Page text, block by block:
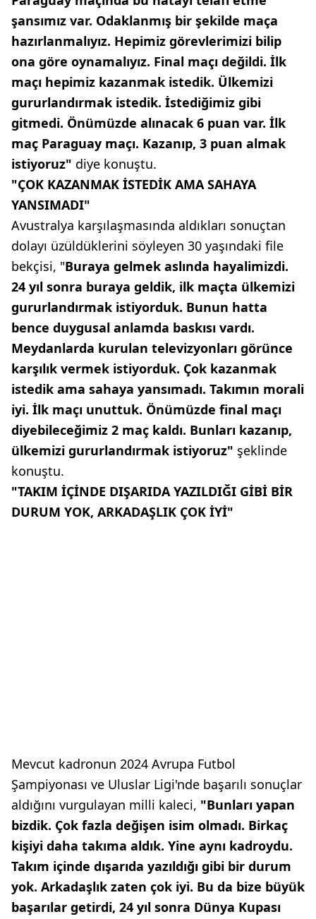
şansımız var. Odaklanmış bir şekilde maça
hazırlanmalıyız. Hepimiz görevlerimizi bilip
ona göre oynamalıyız. Final maçı değildi. İlk
maçı hepimiz kazanmak istedik. Ülkemizi
gururlandırmak istedik. İstediğimiz gibi
gitmedi. Önümüzde alınacak 6 puan var. İlk
maç Paraguay maçı. Kazanıp, 3 puan almak
istiyoruz" diye konuştu.
"ÇOK KAZANMAK İSTEDİK AMA SAHAYA
YANSIMADI"
Avustralya karşılaşmasında aldıkları sonuçtan
dolayı üzüldüklerini söyleyen 30 yaşındaki file
bekçisi, "Buraya gelmek aslında hayalimizdi.
24 yıl sonra buraya geldik, ilk maçta ülkemizi
gururlandırmak istiyorduk. Bunun hatta
bence duygusal anlamda baskısı vardı.
Meydanlarda kurulan televizyonları görünce
karşılık vermek istiyorduk. Çok kazanmak
istedik ama sahaya yansımadı. Takımın morali
iyi. İlk maçı unuttuk. Önümüzde final maçı
diyebileceğimiz 2 maç kaldı. Bunları kazanıp,
ülkemizi gururlandırmak istiyoruz" şeklinde
konuştu.
"TAKIM İÇİNDE DIŞARIDA YAZILDIĞI GİBİ BİR
DURUM YOK, ARKADAŞLIK ÇOK İYİ"
Mevcut kadronun 2024 Avrupa Futbol
Şampiyonası ve Uluslar Ligi'nde başarılı sonuçlar
aldığını vurgulayan milli kaleci, "Bunları yapan
bizdik. Çok fazla değişen isim olmadı. Birkaç
kişiyi daha takıma aldık. Yine aynı kadroydu.
Takım içinde dışarıda yazıldığı gibi bir durum
yok. Arkadaşlık zaten çok iyi. Bu da bize büyük
başarılar getirdi, 24 yıl sonra Dünya Kupası